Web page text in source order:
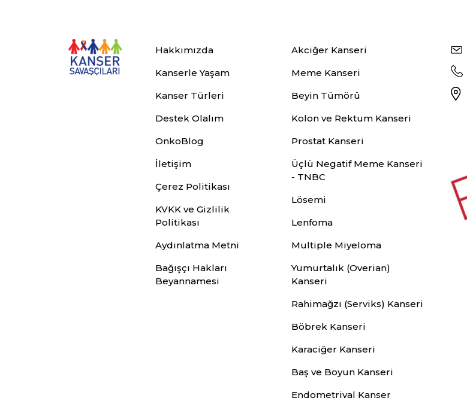
Hakkımızda
Kanserle Yaşam
Kanser Türleri
Destek Olalım
OnkoBlog
İletişim
Çerez Politikası
KVKK ve Gizlilik
Politikası
Aydınlatma Metni
Bağışçı Hakları
Beyannamesi
Akciğer Kanseri
Meme Kanseri
Beyin Tümörü
Kolon ve Rektum Kanseri
Prostat Kanseri
Üçlü Negatif Meme Kanseri
- TNBC
Lösemi
Lenfoma
Multiple Miyeloma
Yumurtalık (Overian)
Kanseri
Rahimağzı (Serviks) Kanseri
Böbrek Kanseri
Karaciğer Kanseri
Baş ve Boyun Kanseri
Endometriyal Kanser